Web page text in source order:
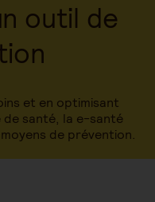
outil de
et en optimisant
santé, la e-santé
de prévention.